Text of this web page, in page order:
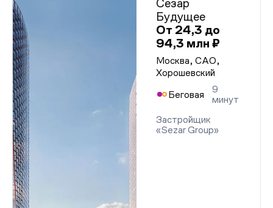
Сезар
Будущее
От 24,3 до
94,3 млн ₽
Москва, САО,
Хорошевский
Беговая
9
минут
Застройщик
«Sezar Group»